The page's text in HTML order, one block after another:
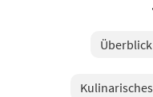
Überblick
Kulinarisches